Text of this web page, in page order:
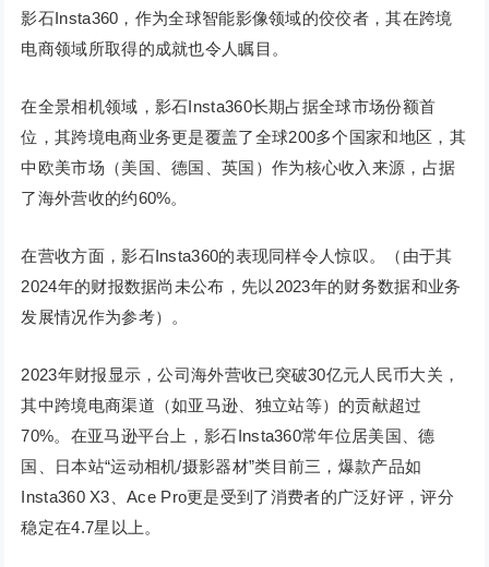
影石Insta360，作为全球智能影像领域的佼佼者，其在跨境
电商领域所取得的成就也令人瞩目。
在全景相机领域，影石Insta360长期占据全球市场份额首
位，其跨境电商业务更是覆盖了全球200多个国家和地区，其
中欧美市场（美国、德国、英国）作为核心收入来源，占据
了海外营收的约60%。
在营收方面，影石Insta360的表现同样令人惊叹。（由于其
2024年的财报数据尚未公布，先以2023年的财务数据和业务
发展情况作为参考）。
2023年财报显示，公司海外营收已突破30亿元人民币大关，
其中跨境电商渠道（如亚马逊、独立站等）的贡献超过
70%。在亚马逊平台上，影石Insta360常年位居美国、德
国、日本站“运动相机/摄影器材”类目前三，爆款产品如
Insta360 X3、Ace Pro更是受到了消费者的广泛好评，评分
稳定在4.7星以上。